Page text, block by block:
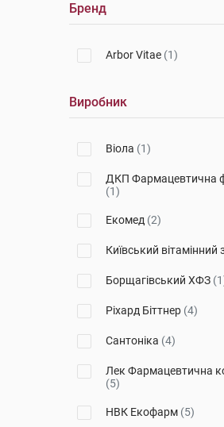
Бренд
Arbor Vitae (1)
Виробник
Віола (1)
ДКП Фармацевтична
(1)
Екомед (2)
Київський вітамінний
Борщагівський ХФЗ
Ріхард Біттнер (4)
Сантоніка (4)
Лек Фармацевтична
(5)
НВК Екофарм (5)